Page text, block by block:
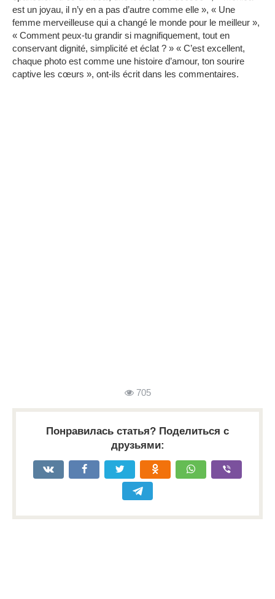
est un joyau, il n’y en a pas d’autre comme elle », « Une
femme merveilleuse qui a changé le monde pour le meilleur »,
« Comment peux-tu grandir si magnifiquement, tout en
conservant dignité, simplicité et éclat ? » « C’est excellent,
chaque photo est comme une histoire d’amour, ton sourire
captive les cœurs », ont-ils écrit dans les commentaires.
705
Понравилась статья? Поделиться с
друзьями: